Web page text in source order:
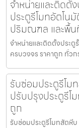
จำหน่ายและติดตั้
ประตูรีโมทอัตโน
ปริมณฑล และพื้น
จำหน่ายและติดตั้งประ
ครบวงจร ราคาถูก ทั่ว
รับซ่อมประตูรีโ
ปรับปรุงประตูรีโ
ถูก
รับซ่อมประตูรีโมทสัตหี